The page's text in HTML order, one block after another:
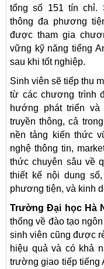
tổng số 151 tín chỉ.
thông đa phương
được tham gia
vững kỹ năng tiếng
sau khi tốt nghiệp.
Sinh viên sẽ tiếp thu
từ các chương trình
hướng phát triển
truyền thông, cả
nền tảng kiến thức
nghệ thông tin,
thức chuyên sâu về
thiết kế nội dung
phương tiện, và kinh
Trường Đại học Hà
thống về đào tạo
sinh viên cũng được
hiệu quả và có khả
trường giao tiếp tiếng